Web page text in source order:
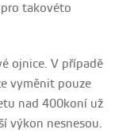
takovéto
ojnice. V případě
vyměnit pouze
nad 400koní už
výkon nesnesou.